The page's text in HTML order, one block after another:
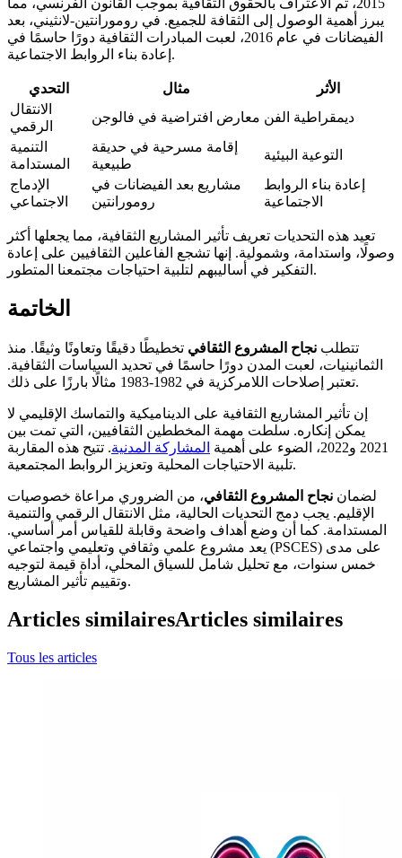
2015، تم الاعتراف بالحقوق الثقافية بموجب القانون الفرنسي، مما
يبرز أهمية الوصول إلى الثقافة للجميع. في رومورانتين-لانثيني، بعد
الفيضانات في عام 2016، لعبت المبادرات الثقافية دورًا حاسمًا في
إعادة بناء الروابط الاجتماعية.
التحدي مثال
الأثر
الانتقال
الرقمي
معارض افتراضية في فالوجن ديمقراطية الفن
التنمية
المستدامة
إقامة مسرحية في حديقة
طبيعية
التوعية البيئية
الإدماج
الاجتماعي
مشاريع بعد الفيضانات في
رومورانتين
إعادة بناء الروابط
الاجتماعية
تعيد هذه التحديات تعريف تأثير المشاريع الثقافية، مما يجعلها أكثر
وصولًا، واستدامة، وشمولية. إنها تشجع الفاعلين الثقافيين على إعادة
التفكير في أساليبهم لتلبية احتياجات مجتمعنا المتطور.
الخاتمة
تتطلب نجاح المشروع الثقافي تخطيطًا دقيقًا وتعاونًا وثيقًا. منذ
الثمانينيات، لعبت المدن دورًا حاسمًا في تحديد السياسات الثقافية.
تعتبر إصلاحات اللامركزية في 1982-1983 مثالًا بارزًا على ذلك.
إن تأثير المشاريع الثقافية على الديناميكية والتماسك الإقليمي لا
يمكن إنكاره. سلطت مهمة المخططين الثقافيين، التي تمت بين
2021 و2022، الضوء على أهمية
المشاركة المدنية. تتيح هذه المقاربة
تلبية الاحتياجات المحلية وتعزيز الروابط المجتمعية.
لضمان نجاح المشروع الثقافي، من الضروري مراعاة خصوصيات
الإقليم. يجب دمج التحديات الحالية، مثل الانتقال الرقمي والتنمية
المستدامة. كما أن وضع أهداف واضحة وقابلة للقياس أمر أساسي.
يعد مشروع علمي وثقافي وتعليمي واجتماعي (PSCES) على مدى
خمس سنوات، مع تحليل شامل للسياق المحلي، أداة قيمة لتوجيه
وتقييم تأثير المشاريع.
Articles similairesArticles similaires
Tous les articles